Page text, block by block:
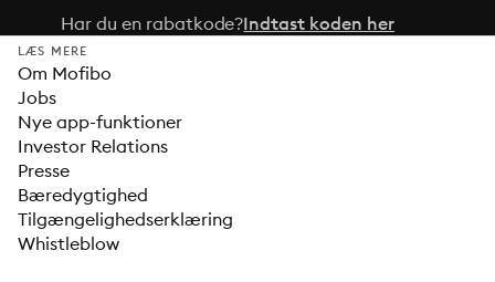
Har du en rabatkode?Indtast koden her
LÆS MERE
Om Mofibo
Jobs
Nye app-funktioner
Investor Relations
Presse
Bæredygtighed
Tilgængelighedserklæring
Whistleblow